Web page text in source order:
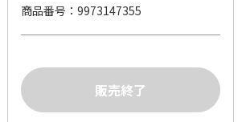
商品番号
9973147355